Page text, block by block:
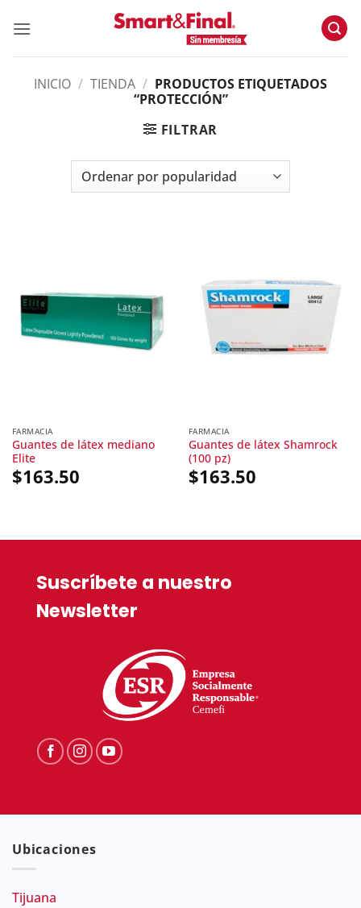
INICIO / TIENDA / PRODUCTOS ETIQUETADOS
“PROTECCIÓN”
FILTRAR
FARMACIA
Guantes de látex mediano
Elite
$163.50
FARMACIA
Guantes de látex Shamrock
(100 pz)
$163.50
Suscríbete a nuestro
Newsletter
Ubicaciones
Tijuana